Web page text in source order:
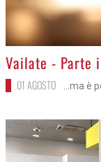
>
Vailate - Parte
01 AGOSTO ...ma è